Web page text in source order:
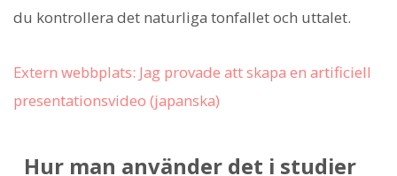
du kontrollera det naturliga tonfallet och uttalet.
Extern webbplats: Jag provade att skapa en artificiell
presentationsvideo (japanska)
Hur man använder det i studier